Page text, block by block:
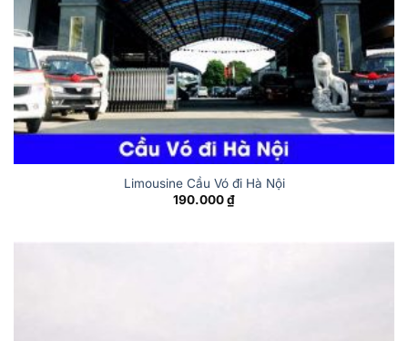
Limousine Cầu Vó đi Hà Nội
190.000₫